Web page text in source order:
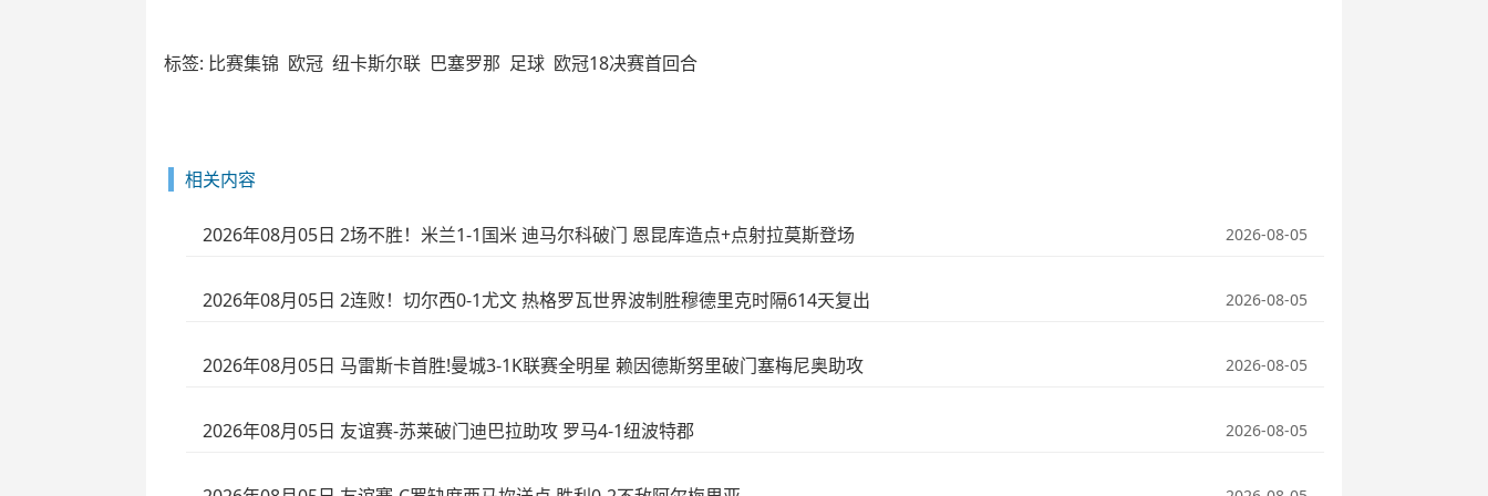
标签: 比赛集锦 欧冠 纽卡斯尔联 巴塞罗那 足球 欧冠18决赛首回合
相关内容
2026年08月05日 2场不胜！米兰1-1国米 迪马尔科破门 恩昆库造点+点射拉莫斯登场 2026-08-05
2026年08月05日 2连败！切尔西0-1尤文 热格罗瓦世界波制胜穆德里克时隔614天复出 2026-08-05
2026年08月05日 马雷斯卡首胜!曼城3-1K联赛全明星 赖因德斯努里破门塞梅尼奥助攻 2026-08-05
2026年08月05日 友谊赛-苏莱破门迪巴拉助攻 罗马4-1纽波特郡 2026-08-05